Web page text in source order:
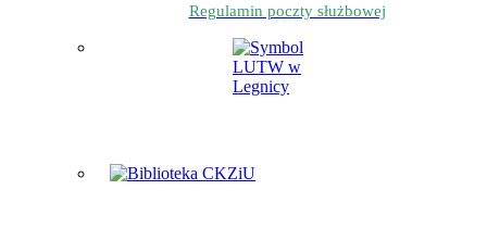
Regulamin poczty służbowej